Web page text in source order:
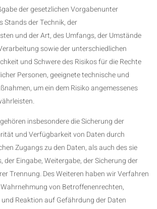
der gesetzlichen Vorgabenunter
Stands der Technik, der
und der Art, des Umfangs, der Umstände
sowie der unterschiedlichen
und Schwere des Risikos für die Rechte
Personen, geeignete technische und
um ein dem Risiko angemessenes
insbesondere die Sicherung der
und Verfügbarkeit von Daten durch
Zugangs zu den Daten, als auch des sie
der Eingabe, Weitergabe, der Sicherung der
Trennung. Des Weiteren haben wir Verfahren
von Betroffenenrechten,
Reaktion auf Gefährdung der Daten